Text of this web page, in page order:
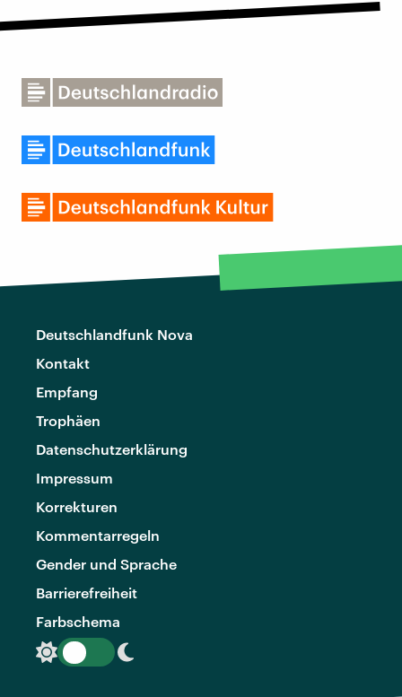
Deutschlandfunk Nova
Kontakt
Empfang
Trophäen
Datenschutzerklärung
Impressum
Korrekturen
Kommentarregeln
Gender und Sprache
Barrierefreiheit
Farbschema